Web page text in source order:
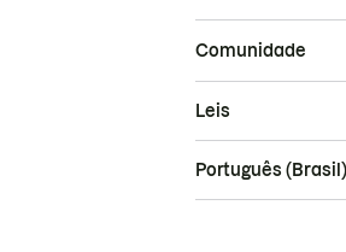
Comunidade
Leis
Português (Brasil)